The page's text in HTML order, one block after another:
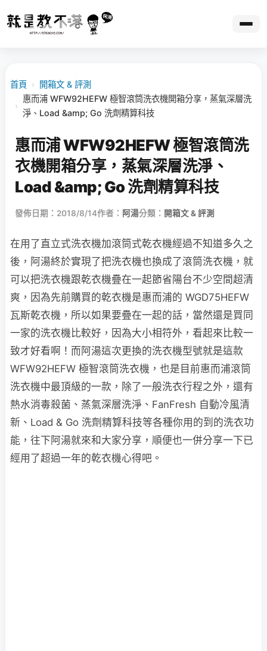
首頁 › 開箱文 & 評測
›
惠而浦 WFW92HEFW 極智滾筒洗衣機開箱分享，蒸氣深層洗
淨、Load &amp; Go 洗劑精算科技
惠而浦 WFW92HEFW 極智滾筒洗
衣機開箱分享，蒸氣深層洗淨、
Load &amp; Go 洗劑精算科技
發佈日期：2018/8/14作者： 阿湯分類： 開箱文 & 評測
在用了直立式洗衣機加滾筒式乾衣機經過不知道多久之
後，阿湯終於實現了把洗衣機也換成了滾筒洗衣機，就
可以把洗衣機跟乾衣機疊在一起節省陽台不少空間超清
爽，因為先前購買的乾衣機是惠而浦的 WGD75HEFW
瓦斯乾衣機，所以如果要疊在一起的話，當然還是買同
一家的洗衣機比較好，因為大小相符外，看起來比較一
致才好看啊！而阿湯這次更換的洗衣機型號就是這款
WFW92HEFW 極智滾筒洗衣機，也是目前惠而浦滾筒
洗衣機中最頂級的一款，除了一般洗衣行程之外，還有
熱水消毒殺菌、蒸氣深層洗淨、FanFresh 自動冷風清
新、Load & Go 洗劑精算科技等各種你用的到的洗衣功
能，往下阿湯就來和大家分享，順便也一併分享一下已
經用了超過一年的乾衣機心得吧。